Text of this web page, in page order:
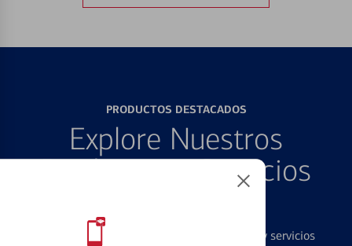
PRODUCTOS DESTACADOS
Explore Nuestros
Productos y Servicios
Ofrecemos una amplia gama de productos y servicios